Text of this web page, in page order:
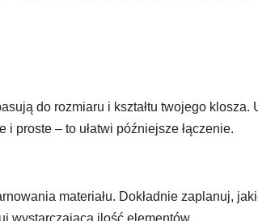
do rozmiaru i kształtu twojego klosza.
i proste – to ułatwi późniejsze łączenie.
materiału. Dokładnie zaplanuj,